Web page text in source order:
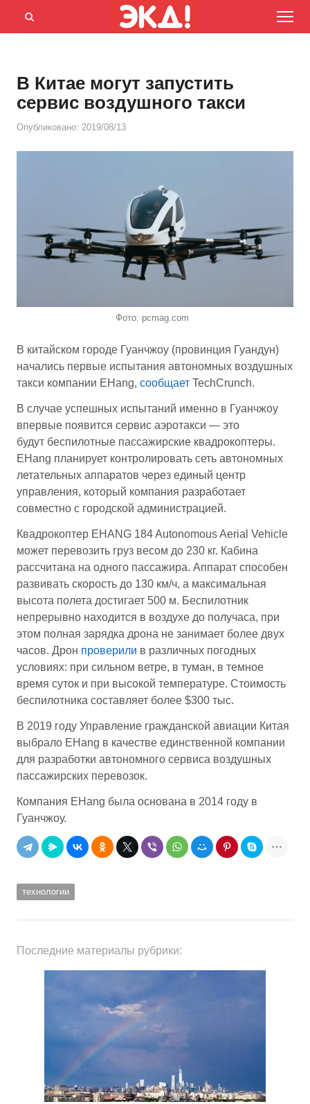
Menu
Открыть
В Китае могут запустить
сервис воздушного такси
Опубликовано: 2019/08/13
Фото: pcmag.com
В китайском городе Гуанчжоу (провинция Гуандун)
начались первые испытания автономных воздушных
такси компании EHang, сообщает TechCrunch.
В случае успешных испытаний именно в Гуанчжоу
впервые появится сервис аэротакси — это
будут беспилотные пассажирские квадрокоптеры.
EHang планирует контролировать сеть автономных
летательных аппаратов через единый центр
управления, который компания разработает
совместно с городской администрацией.
Квадрокоптер EHANG 184 Autonomous Aerial Vehicle
может перевозить груз весом до 230 кг. Кабина
рассчитана на одного пассажира. Аппарат способен
развивать скорость до 130 км/ч, а максимальная
высота полета достигает 500 м. Беспилотник
непрерывно находится в воздухе до получаса, при
этом полная зарядка дрона не занимает более двух
часов. Дрон проверили в различных погодных
условиях: при сильном ветре, в туман, в темное
время суток и при высокой температуре. Стоимость
беспилотника составляет более $300 тыс.
В 2019 году Управление гражданской авиации Китая
выбрало EHang в качестве единственной компании
для разработки автономного сервиса воздушных
пассажирских перевозок.
Компания EHang была основана в 2014 году в
Гуанчжоу.
технологии
Последние материалы рубрики: